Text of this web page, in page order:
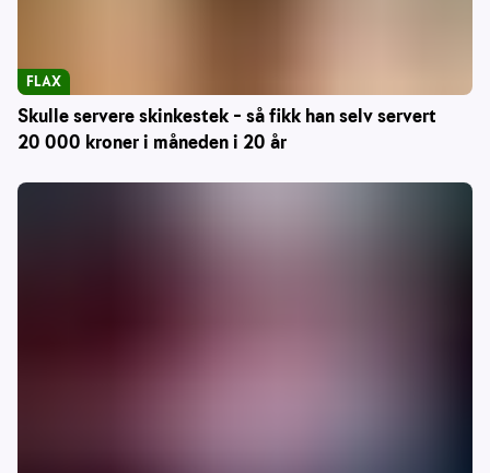
Skulle servere skinkestek – så fikk han selv servert
20 000 kroner i måneden i 20 år
FLAX